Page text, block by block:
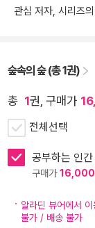
관심 저자, 시리즈
숲속의 숲 (총 1권)
총 1권, 구매가
전체선택
공부하는 인
구매가16,000
알라딘 뷰어에서
불가 / 배송 불가